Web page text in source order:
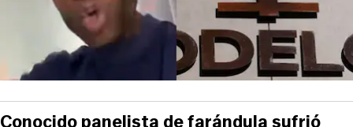
Conocido panelista de farándula sufrió